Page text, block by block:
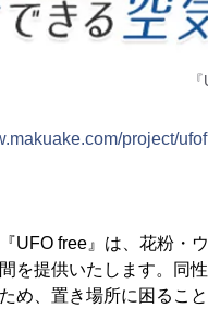
project/
UFO free』は、花粉・
を提供いたします。同
め、置き場所に困るこ